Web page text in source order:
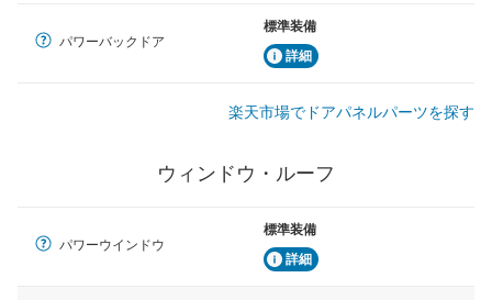
パワーバックドア
標準装備
詳細
楽天市場でドアパネルパーツを探す
ウィンドウ・ルーフ
パワーウインドウ
標準装備
詳細